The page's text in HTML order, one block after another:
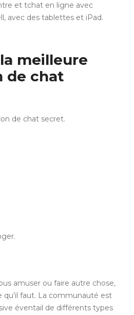
et tchat en ligne avec
avec des tablettes et iPad.
meilleure
de chat
de chat secret.
amuser ou faire autre chose,
faut. La communauté est
éventail de différents types